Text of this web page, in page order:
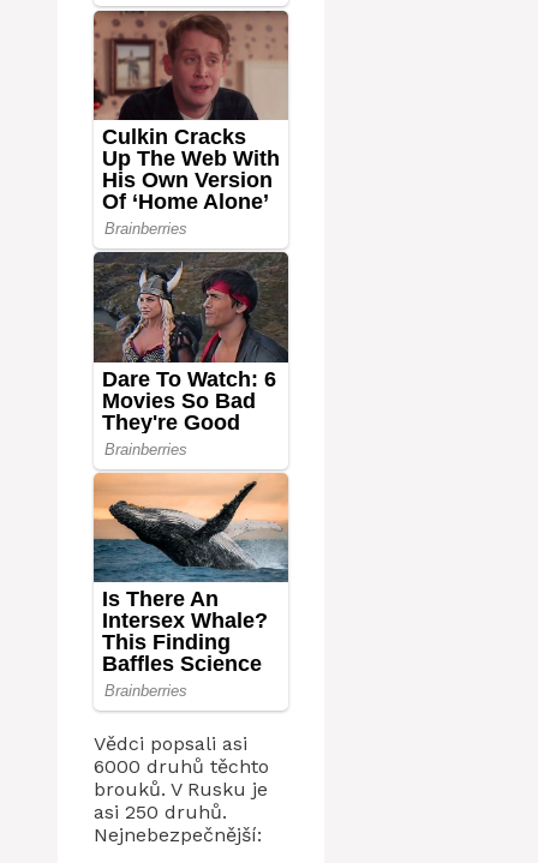
Vědci popsali asi
6000 druhů těchto
brouků. V Rusku je
asi 250 druhů.
Nejnebezpečnější: